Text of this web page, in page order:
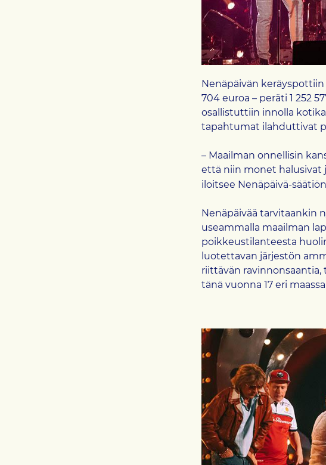
Nenäpäivän
704 euroa – peräti 1 252
osallistuttiin innolla
tapahtumat ilahduttivat
– Maailman onnellisin
että niin monet halusivat
iloitsee Nenäpäivä-
Nenäpäivää tarvitaankin
useammalla maailman
poikkeustilanteesta
luotettavan järjestön
riittävän
tänä vuonna 17 eri